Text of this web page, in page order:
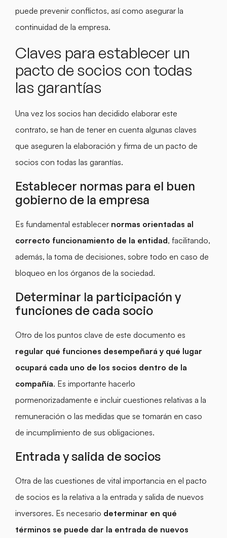
puede prevenir conflictos, así como asegurar la
continuidad de la empresa.
Claves para establecer un
pacto de socios con todas
las garantías
Una vez los socios han decidido elaborar este
contrato, se han de tener en cuenta algunas claves
que aseguren la elaboración y firma de un pacto de
socios con todas las garantías.
Establecer normas para el buen
gobierno de la empresa
Es fundamental establecer normas orientadas al
correcto funcionamiento de la entidad, facilitando,
además, la toma de decisiones, sobre todo en caso de
bloqueo en los órganos de la sociedad.
Determinar la participación y
funciones de cada socio
Otro de los puntos clave de este documento es
regular qué funciones desempeñará y qué lugar
ocupará cada uno de los socios dentro de la
compañía. Es importante hacerlo
pormenorizadamente e incluir cuestiones relativas a la
remuneración o las medidas que se tomarán en caso
de incumplimiento de sus obligaciones.
Entrada y salida de socios
Otra de las cuestiones de vital importancia en el pacto
de socios es la relativa a la entrada y salida de nuevos
inversores. Es necesario determinar en qué
términos se puede dar la entrada de nuevos